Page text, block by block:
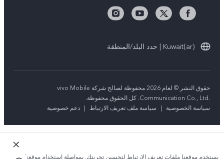
Kuwait(ar) | حدد البلد/المنطقة
حقوق النشر © لعام 2026 محفوظة لصالح شركة vivo Mobile
Communication Co., Ltd.‎. كل الحقوق محفوظة.
سياسة الخصوصية
| سياسة ملف تعريف الارتباط | دعم خصوصية
يستخدم موقعنا ملفات تعريف الارتباط لتحسين تجربتك. بمواصلة استخدام موقعنا؛